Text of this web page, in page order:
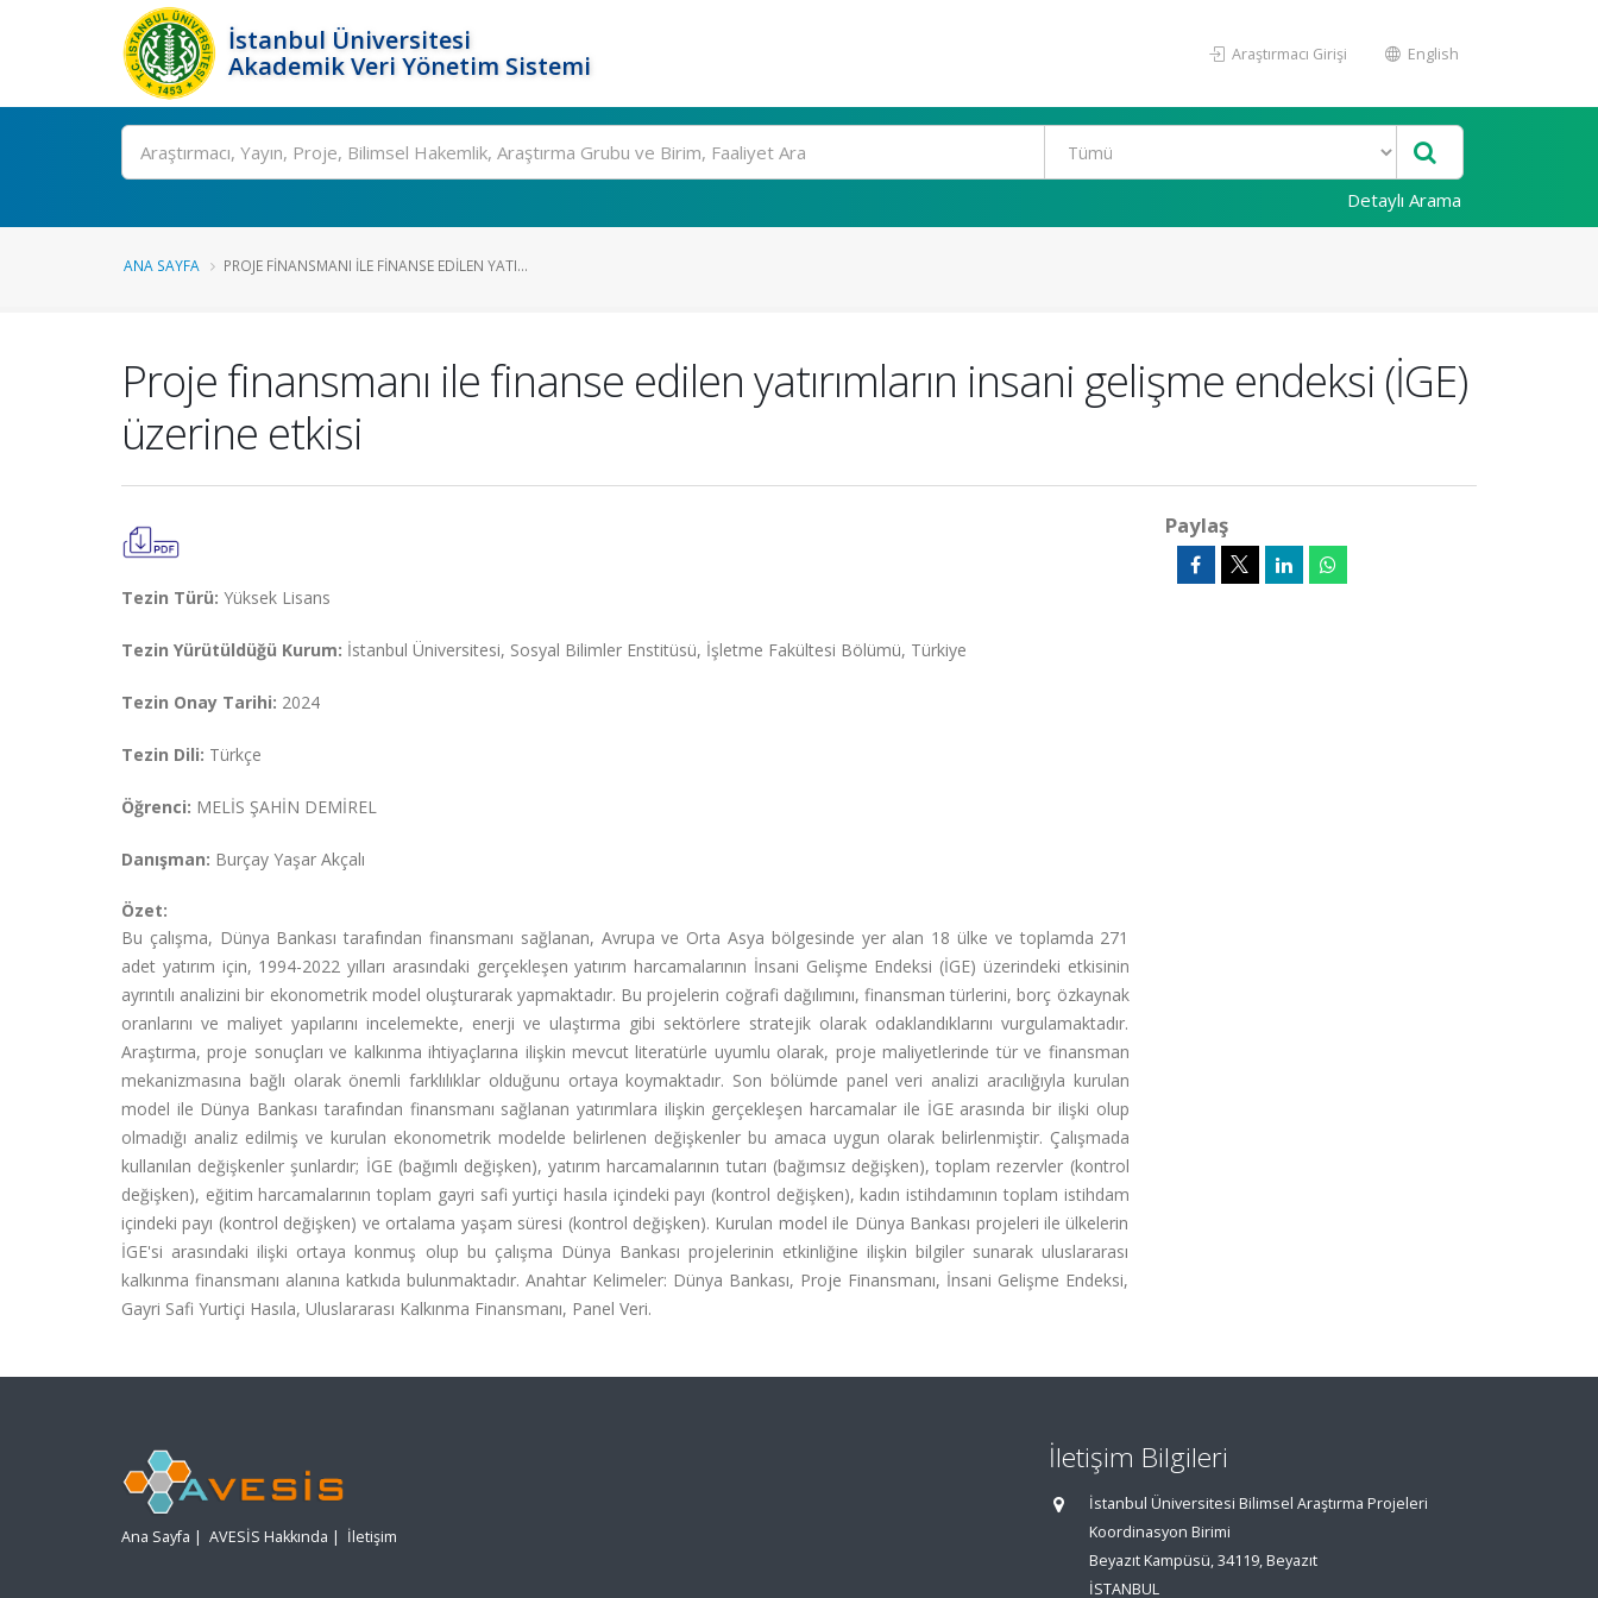
İstanbul Üniversitesi
Akademik Veri Yönetim Sistemi
Araştırmacı Girişi English
Ara
Detaylı Arama
ANA SAYFA PROJE FINANSMANI ILE FINANSE EDILEN YATI...
Proje finansmanı ile finanse edilen yatırımların insani gelişme endeksi (İGE)
üzerine etkisi
Tezin Türü: Yüksek Lisans
Tezin Yürütüldüğü Kurum: İstanbul Üniversitesi, Sosyal Bilimler Enstitüsü, İşletme Fakültesi Bölümü, Türkiye
Tezin Onay Tarihi: 2024
Tezin Dili: Türkçe
Öğrenci: MELİS ŞAHİN DEMİREL
Danışman: Burçay Yaşar Akçalı
Özet:
Bu çalışma, Dünya Bankası tarafından finansmanı sağlanan, Avrupa ve Orta Asya bölgesinde yer alan 18 ülke ve toplamda 271
adet yatırım için, 1994-2022 yılları arasındaki gerçekleşen yatırım harcamalarının İnsani Gelişme Endeksi (İGE) üzerindeki etkisinin
ayrıntılı analizini bir ekonometrik model oluşturarak yapmaktadır. Bu projelerin coğrafi dağılımını, finansman türlerini, borç özkaynak
oranlarını ve maliyet yapılarını incelemekte, enerji ve ulaştırma gibi sektörlere stratejik olarak odaklandıklarını vurgulamaktadır.
Araştırma, proje sonuçları ve kalkınma ihtiyaçlarına ilişkin mevcut literatürle uyumlu olarak, proje maliyetlerinde tür ve finansman
mekanizmasına bağlı olarak önemli farklılıklar olduğunu ortaya koymaktadır. Son bölümde panel veri analizi aracılığıyla kurulan
model ile Dünya Bankası tarafından finansmanı sağlanan yatırımlara ilişkin gerçekleşen harcamalar ile İGE arasında bir ilişki olup
olmadığı analiz edilmiş ve kurulan ekonometrik modelde belirlenen değişkenler bu amaca uygun olarak belirlenmiştir. Çalışmada
kullanılan değişkenler şunlardır; İGE (bağımlı değişken), yatırım harcamalarının tutarı (bağımsız değişken), toplam rezervler (kontrol
değişken), eğitim harcamalarının toplam gayri safi yurtiçi hasıla içindeki payı (kontrol değişken), kadın istihdamının toplam istihdam
içindeki payı (kontrol değişken) ve ortalama yaşam süresi (kontrol değişken). Kurulan model ile Dünya Bankası projeleri ile ülkelerin
İGE'si arasındaki ilişki ortaya konmuş olup bu çalışma Dünya Bankası projelerinin etkinliğine ilişkin bilgiler sunarak uluslararası
kalkınma finansmanı alanına katkıda bulunmaktadır. Anahtar Kelimeler: Dünya Bankası, Proje Finansmanı, İnsani Gelişme Endeksi,
Gayri Safi Yurtiçi Hasıla, Uluslararası Kalkınma Finansmanı, Panel Veri.
Paylaş
Ana Sayfa | AVESİS Hakkında | İletişim
İletişim Bilgileri
İstanbul Üniversitesi Bilimsel Araştırma Projeleri
Koordinasyon Birimi
Beyazıt Kampüsü, 34119, Beyazıt
İSTANBUL